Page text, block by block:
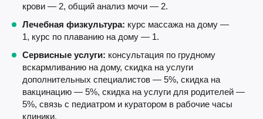
крови — 2, общий анализ мочи — 2.
Лечебная физкультура: курс массажа на дому —
1, курс по плаванию на дому — 1.
Сервисные услуги: консультация по грудному
вскармливанию на дому, скидка на услуги
дополнительных специалистов — 5%, скидка на
вакцинацию — 5%, скидка на услуги для родителей —
5%, связь с педиатром и куратором в рабочие часы
клиники.